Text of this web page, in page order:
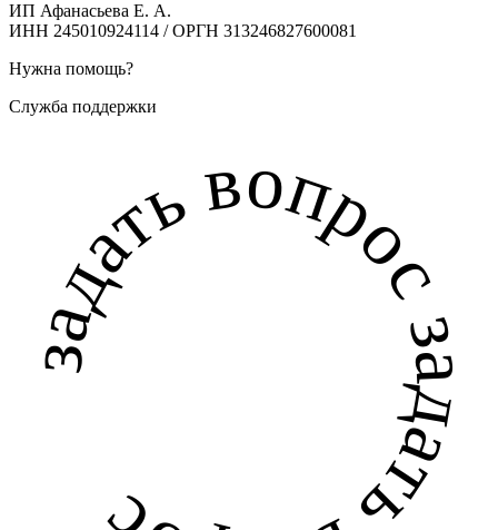
ИП Афанасьева Е. А.
ИНН 245010924114 / ОРГН 313246827600081
Нужна помощь?
Служба поддержки
задать вопрос задать вопрос